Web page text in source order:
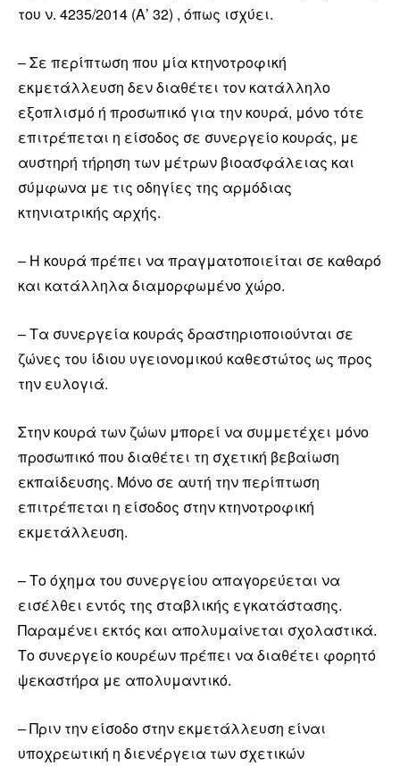
του ν. 4235/2014 (Α’ 32) , όπως ισχύει.
– Σε περίπτωση που μία κτηνοτροφική
εκμετάλλευση δεν διαθέτει τον κατάλληλο
εξοπλισμό ή προσωπικό για την κουρά, μόνο τότε
επιτρέπεται η είσοδος σε συνεργείο κουράς, με
αυστηρή τήρηση των μέτρων βιοασφάλειας και
σύμφωνα με τις οδηγίες της αρμόδιας
κτηνιατρικής αρχής.
– Η κουρά πρέπει να πραγματοποιείται σε καθαρό
και κατάλληλα διαμορφωμένο χώρο.
– Τα συνεργεία κουράς δραστηριοποιούνται σε
ζώνες του ίδιου υγειονομικού καθεστώτος ως προς
την ευλογιά.
Στην κουρά των ζώων μπορεί να συμμετέχει μόνο
προσωπικό που διαθέτει τη σχετική βεβαίωση
εκπαίδευσης. Μόνο σε αυτή την περίπτωση
επιτρέπεται η είσοδος στην κτηνοτροφική
εκμετάλλευση.
– Το όχημα του συνεργείου απαγορεύεται να
εισέλθει εντός της σταβλικής εγκατάστασης.
Παραμένει εκτός και απολυμαίνεται σχολαστικά.
Το συνεργείο κουρέων πρέπει να διαθέτει φορητό
ψεκαστήρα με απολυμαντικό.
– Πριν την είσοδο στην εκμετάλλευση είναι
υποχρεωτική η διενέργεια των σχετικών